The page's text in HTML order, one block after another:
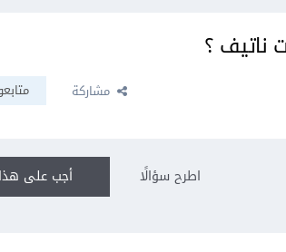
مشاركة
أجب على اطرح سؤالًا